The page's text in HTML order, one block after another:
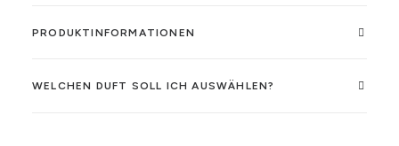
PRODUKTINFORMATIONEN
WELCHEN DUFT SOLL ICH AUSWÄHLEN?